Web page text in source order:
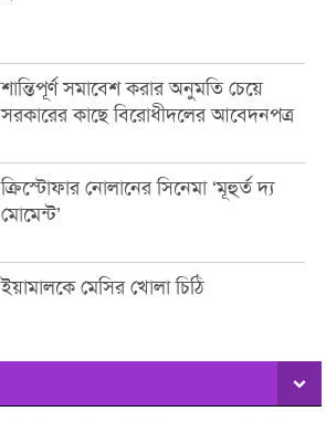
শান্তিপূর্ণ সমাবেশ করার অনুমতি চেয়ে
সরকারের কাছে বিরোধীদলের আবেদনপত্র
ক্রিস্টোফার নোলানের সিনেমা ‘মূহুর্ত দ্য
মোমেন্ট’
ইয়ামালকে মেসির খোলা চিঠি